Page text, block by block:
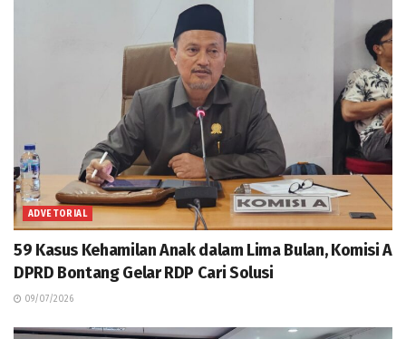
ADVETORIAL
59 Kasus Kehamilan Anak dalam Lima Bulan, Komisi A
DPRD Bontang Gelar RDP Cari Solusi
09/07/2026